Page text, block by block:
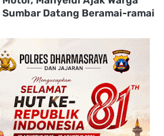
Sumbar Datang Beramai-ramai